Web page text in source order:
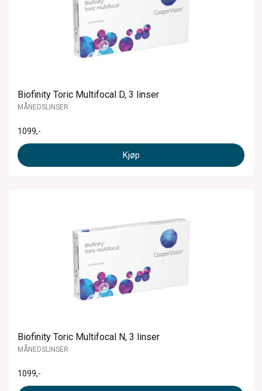
Biofinity Toric Multifocal D, 3 linser
MÅNEDSLINSER
1099,-
Kjøp
Biofinity Toric Multifocal N, 3 linser
MÅNEDSLINSER
1099,-